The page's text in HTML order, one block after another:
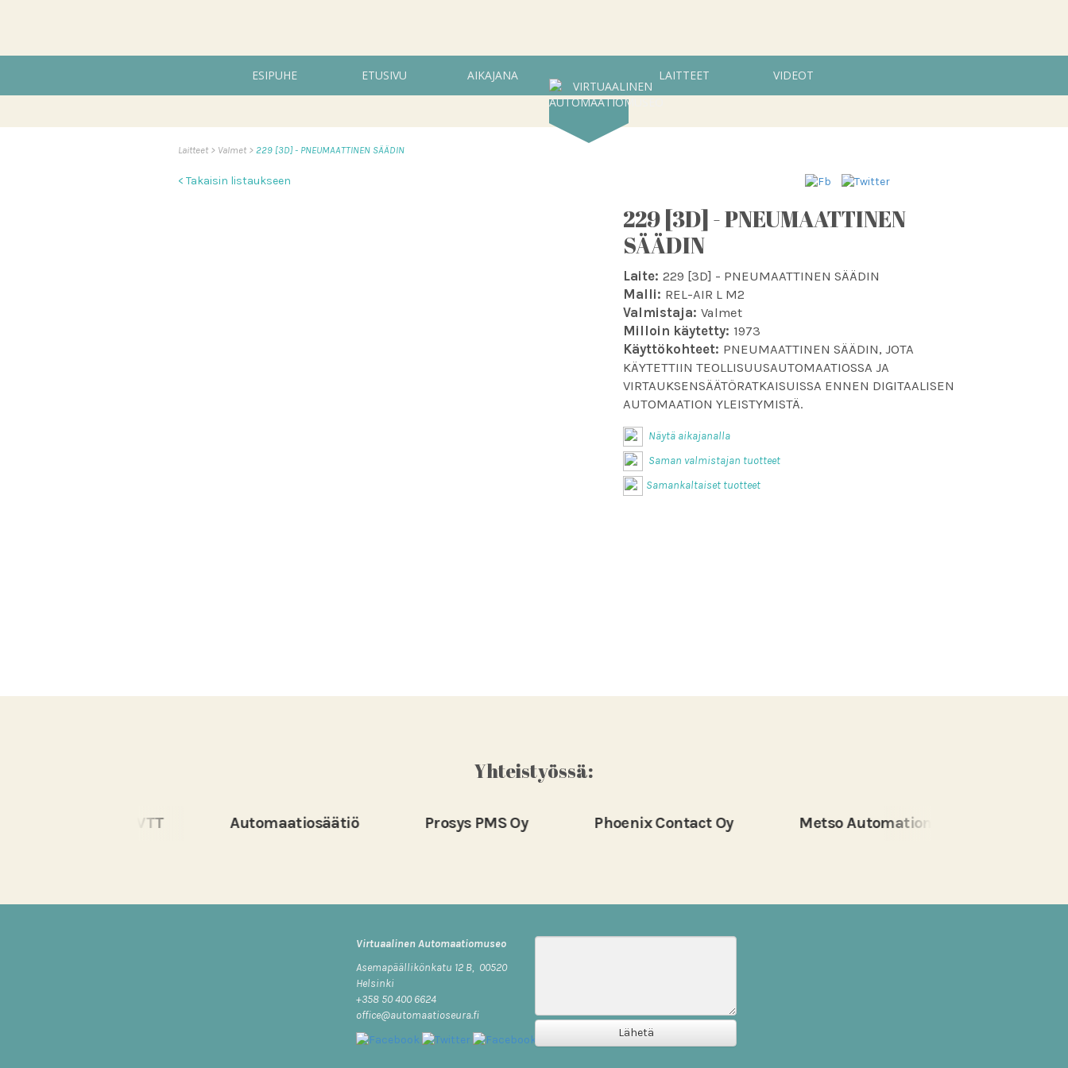
ESIPUHE ETUSIVU AIKAJANA LAITTEET VIDEOT
Laitteet Valmet 229 [3D] - PNEUMAATTINEN SÄÄDIN
< Takaisin listaukseen
229 [3D] - PNEUMAATTINEN
SÄÄDIN
Laite: 229 [3D] - PNEUMAATTINEN SÄÄDIN
Malli: REL-AIR L M2
Valmistaja: Valmet
Milloin käytetty: 1973
Käyttökohteet: PNEUMAATTINEN SÄÄDIN, JOTA
KÄYTETTIIN TEOLLISUUSAUTOMAATIOSSA JA
VIRTAUKSENSÄÄTÖRATKAISUISSA ENNEN DIGITAALISEN
AUTOMAATION YLEISTYMISTÄ.
Näytä aikajanalla
Saman valmistajan tuotteet
Samankaltaiset tuotteet
Yhteistyössä:
Automaatiosäätiö Prosys PMS Oy Phoenix Contact Oy Metso Automation Oy
Virtuaalinen Automaatiomuseo
Asemapäällikönkatu 12 B, 00520
Helsinki
+358 50 400 6624
office@automaatioseura.fi
Lähetä